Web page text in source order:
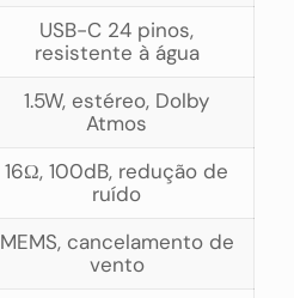
USB-C 24 pinos,
resistente à água
1.5W, estéreo, Dolby
Atmos
16Ω, 100dB, redução de
ruído
MEMS, cancelamento de
vento